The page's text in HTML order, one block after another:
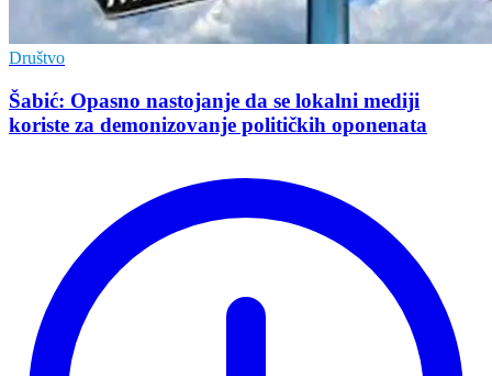
Društvo
Šabić: Opasno nastojanje da se lokalni mediji
koriste za demonizovanje političkih oponenata